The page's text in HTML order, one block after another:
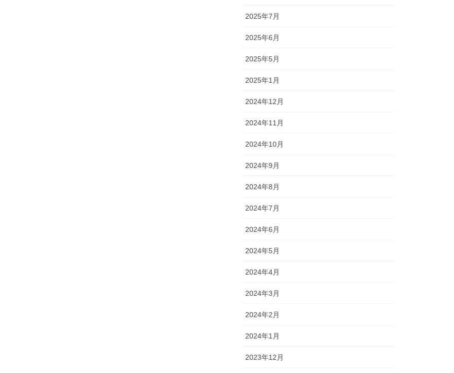
2025年7月
2025年6月
2025年5月
2025年1月
2024年12月
2024年11月
2024年10月
2024年9月
2024年8月
2024年7月
2024年6月
2024年5月
2024年4月
2024年3月
2024年2月
2024年1月
2023年12月